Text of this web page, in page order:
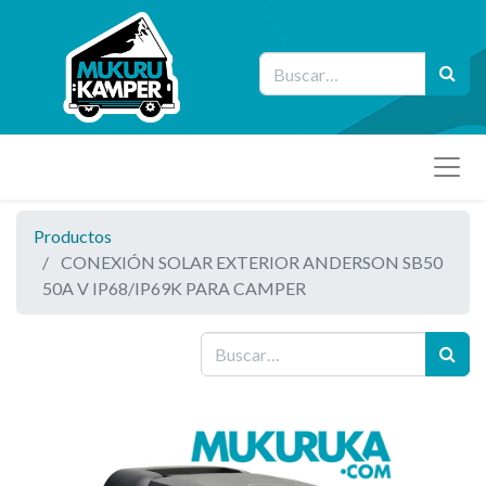
Productos
CONEXIÓN SOLAR EXTERIOR ANDERSON SB50
50A V IP68/IP69K PARA CAMPER